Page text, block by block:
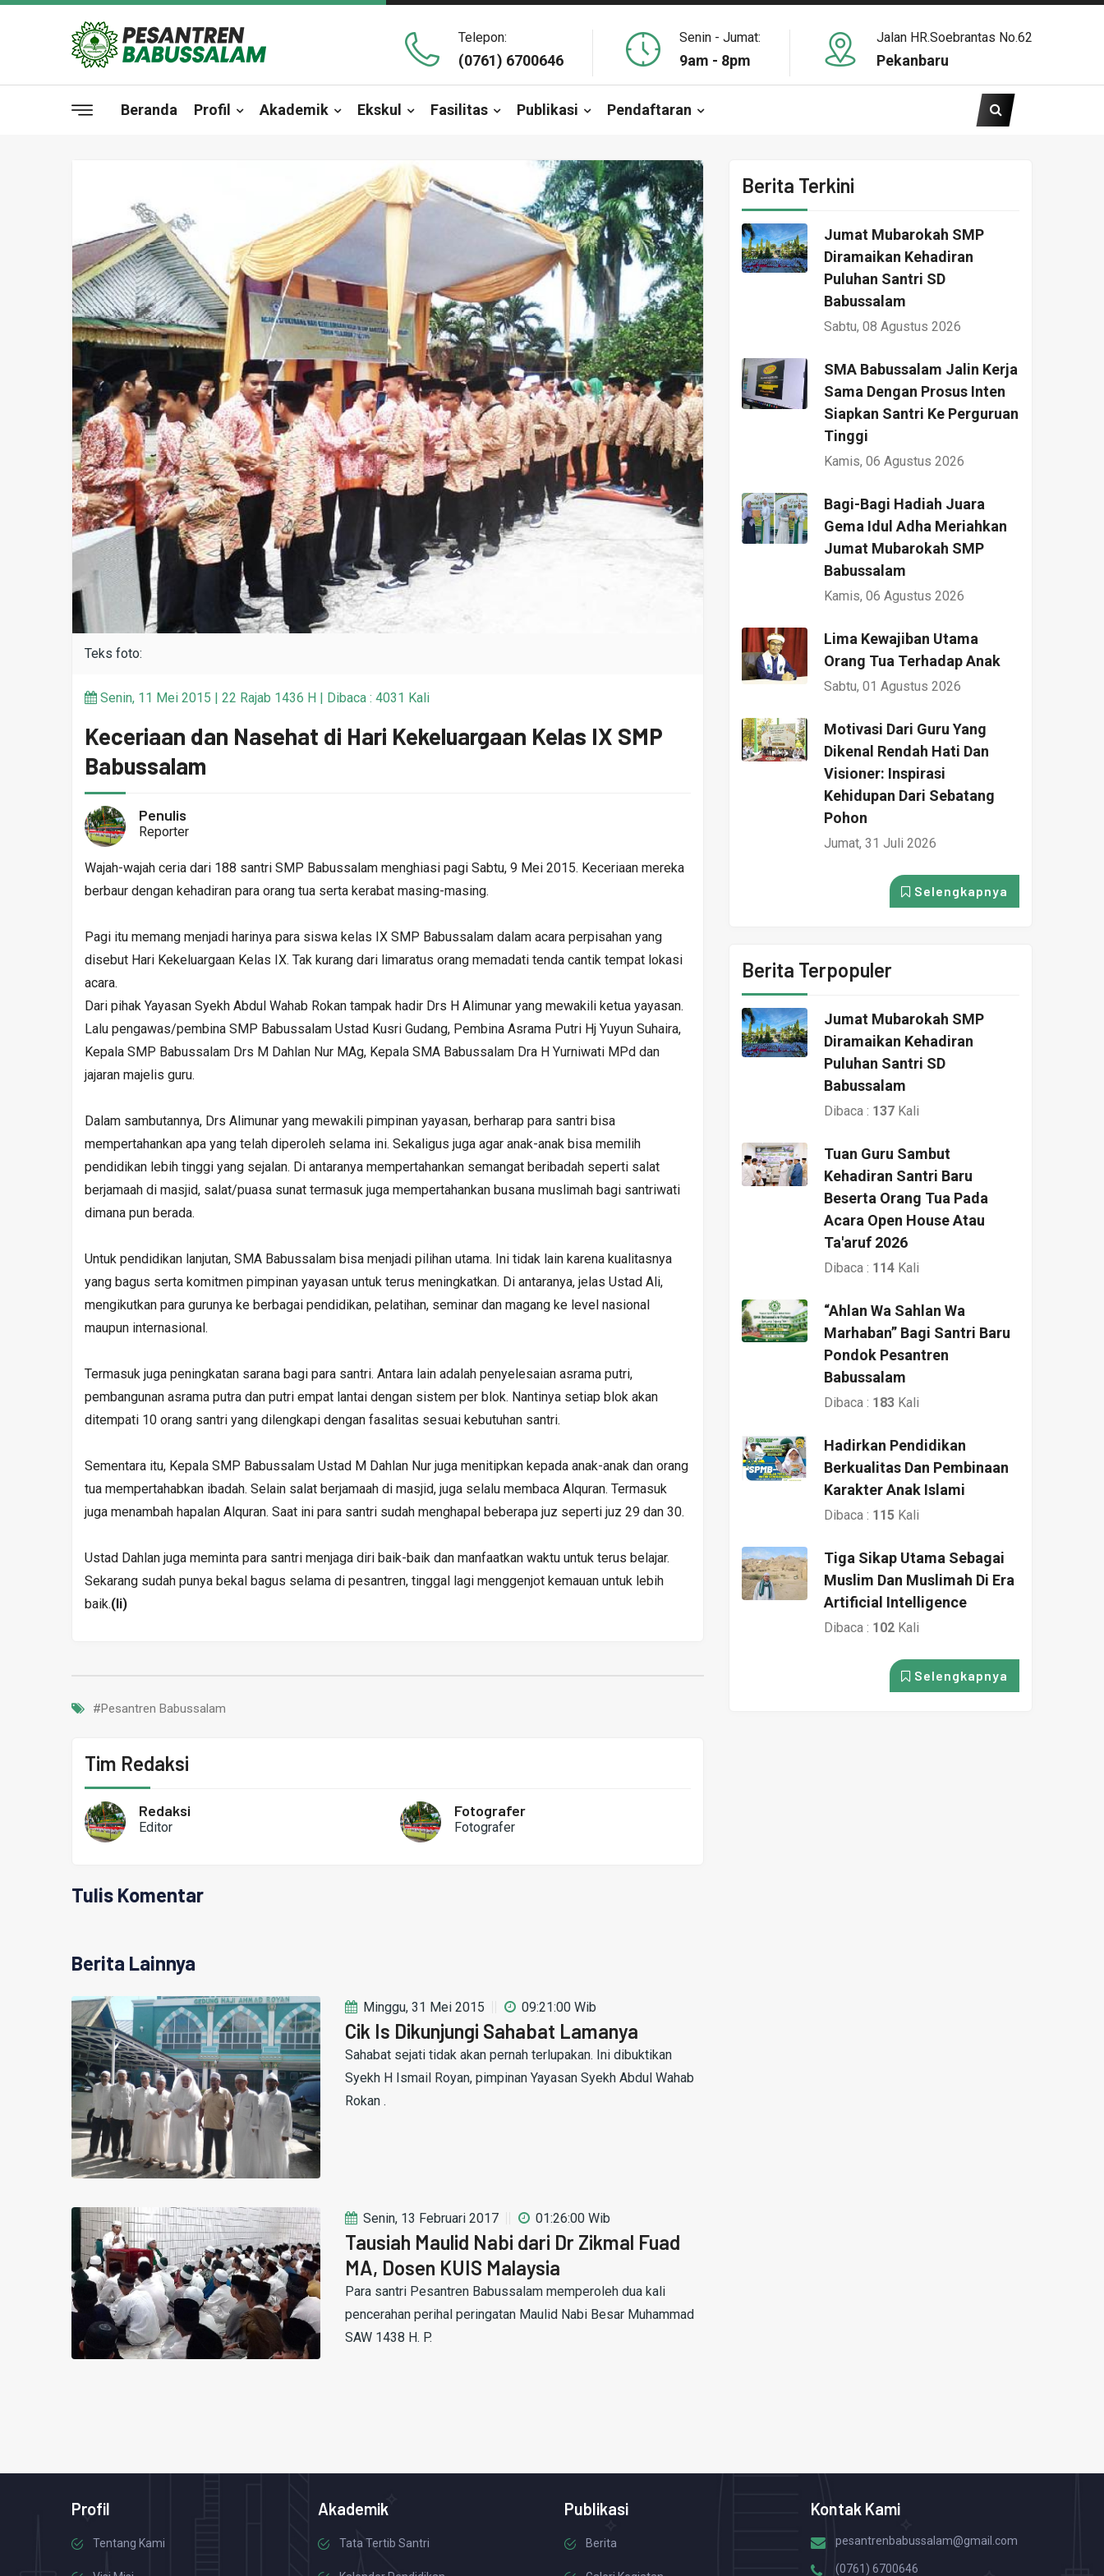
Telepon:
(0761) 6700646
Senin - Jumat:
9am - 8pm
Jalan HR.Soebrantas No.62
Pekanbaru
Beranda Profil Akademik Ekskul Fasilitas Publikasi Pendaftaran
Teks foto:
Senin, 11 Mei 2015 | 22 Rajab 1436 H | Dibaca : 4031 Kali
Keceriaan dan Nasehat di Hari Kekeluargaan Kelas IX SMP
Babussalam
Penulis
Reporter
Wajah-wajah ceria dari 188 santri SMP Babussalam menghiasi pagi Sabtu, 9 Mei 2015. Keceriaan mereka
berbaur dengan kehadiran para orang tua serta kerabat masing-masing.
Pagi itu memang menjadi harinya para siswa kelas IX SMP Babussalam dalam acara perpisahan yang
disebut Hari Kekeluargaan Kelas IX. Tak kurang dari limaratus orang memadati tenda cantik tempat lokasi
acara.
Dari pihak Yayasan Syekh Abdul Wahab Rokan tampak hadir Drs H Alimunar yang mewakili ketua yayasan.
Lalu pengawas/pembina SMP Babussalam Ustad Kusri Gudang, Pembina Asrama Putri Hj Yuyun Suhaira,
Kepala SMP Babussalam Drs M Dahlan Nur MAg, Kepala SMA Babussalam Dra H Yurniwati MPd dan
jajaran majelis guru.
Dalam sambutannya, Drs Alimunar yang mewakili pimpinan yayasan, berharap para santri bisa
mempertahankan apa yang telah diperoleh selama ini. Sekaligus juga agar anak-anak bisa memilih
pendidikan lebih tinggi yang sejalan. Di antaranya mempertahankan semangat beribadah seperti salat
berjamaah di masjid, salat/puasa sunat termasuk juga mempertahankan busana muslimah bagi santriwati
dimana pun berada.
Untuk pendidikan lanjutan, SMA Babussalam bisa menjadi pilihan utama. Ini tidak lain karena kualitasnya
yang bagus serta komitmen pimpinan yayasan untuk terus meningkatkan. Di antaranya, jelas Ustad Ali,
mengikutkan para gurunya ke berbagai pendidikan, pelatihan, seminar dan magang ke level nasional
maupun internasional.
Termasuk juga peningkatan sarana bagi para santri. Antara lain adalah penyelesaian asrama putri,
pembangunan asrama putra dan putri empat lantai dengan sistem per blok. Nantinya setiap blok akan
ditempati 10 orang santri yang dilengkapi dengan fasalitas sesuai kebutuhan santri.
Sementara itu, Kepala SMP Babussalam Ustad M Dahlan Nur juga menitipkan kepada anak-anak dan orang
tua mempertahabkan ibadah. Selain salat berjamaah di masjid, juga selalu membaca Alquran. Termasuk
juga menambah hapalan Alquran. Saat ini para santri sudah menghapal beberapa juz seperti juz 29 dan 30.
Ustad Dahlan juga meminta para santri menjaga diri baik-baik dan manfaatkan waktu untuk terus belajar.
Sekarang sudah punya bekal bagus selama di pesantren, tinggal lagi menggenjot kemauan untuk lebih
baik.(li)
#Pesantren Babussalam
Tim Redaksi
Redaksi
Editor
Fotografer
Fotografer
Tulis Komentar
Berita Lainnya
Minggu, 31 Mei 2015 09:21:00 Wib
Cik Is Dikunjungi Sahabat Lamanya
Sahabat sejati tidak akan pernah terlupakan. Ini dibuktikan
Syekh H Ismail Royan, pimpinan Yayasan Syekh Abdul Wahab
Rokan .
Senin, 13 Februari 2017 01:26:00 Wib
Tausiah Maulid Nabi dari Dr Zikmal Fuad
MA, Dosen KUIS Malaysia
Para santri Pesantren Babussalam memperoleh dua kali
pencerahan perihal peringatan Maulid Nabi Besar Muhammad
SAW 1438 H. P.
Berita Terkini
Jumat Mubarokah SMP
Diramaikan Kehadiran
Puluhan Santri SD
Babussalam
Sabtu, 08 Agustus 2026
SMA Babussalam Jalin Kerja
Sama Dengan Prosus Inten
Siapkan Santri Ke Perguruan
Tinggi
Kamis, 06 Agustus 2026
Bagi-Bagi Hadiah Juara
Gema Idul Adha Meriahkan
Jumat Mubarokah SMP
Babussalam
Kamis, 06 Agustus 2026
Lima Kewajiban Utama
Orang Tua Terhadap Anak
Sabtu, 01 Agustus 2026
Motivasi Dari Guru Yang
Dikenal Rendah Hati Dan
Visioner: Inspirasi
Kehidupan Dari Sebatang
Pohon
Jumat, 31 Juli 2026
Selengkapnya
Berita Terpopuler
Jumat Mubarokah SMP
Diramaikan Kehadiran
Puluhan Santri SD
Babussalam
Dibaca : 137 Kali
Tuan Guru Sambut
Kehadiran Santri Baru
Beserta Orang Tua Pada
Acara Open House Atau
Ta'aruf 2026
Dibaca : 114 Kali
“Ahlan Wa Sahlan Wa
Marhaban” Bagi Santri Baru
Pondok Pesantren
Babussalam
Dibaca : 183 Kali
Hadirkan Pendidikan
Berkualitas Dan Pembinaan
Karakter Anak Islami
Dibaca : 115 Kali
Tiga Sikap Utama Sebagai
Muslim Dan Muslimah Di Era
Artificial Intelligence
Dibaca : 102 Kali
Selengkapnya
Profil
Tentang Kami
Akademik
Tata Tertib Santri
Publikasi
Berita
Kontak Kami
pesantrenbabussalam@gmail.com
(0761) 6700646